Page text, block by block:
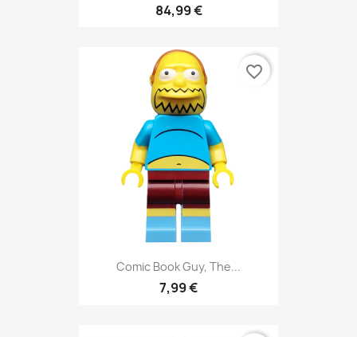
84,99 €
Comic Book Guy, The...
7,99 €
favorite_border